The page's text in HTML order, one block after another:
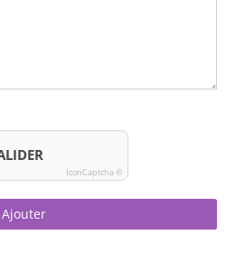
IconCaptcha ©
Ajouter